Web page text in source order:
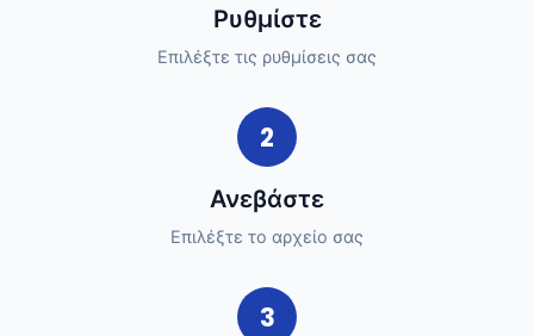
Ρυθμίστε
Επιλέξτε τις ρυθμίσεις σας
2
Ανεβάστε
Επιλέξτε το αρχείο σας
3